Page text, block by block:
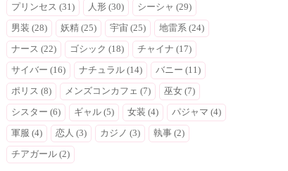
プリンセス (31) 人形 (30) シーシャ (29)
男装 (28) 妖精 (25) 宇宙 (25) 地雷系 (24)
ナース (22) ゴシック (18) チャイナ (17)
サイバー (16) ナチュラル (14) バニー (11)
ポリス (8) メンズコンカフェ (7) 巫女 (7)
シスター (6) ギャル (5) 女装 (4) パジャマ (4)
軍服 (4) 恋人 (3) カジノ (3) 執事 (2)
チアガール (2)